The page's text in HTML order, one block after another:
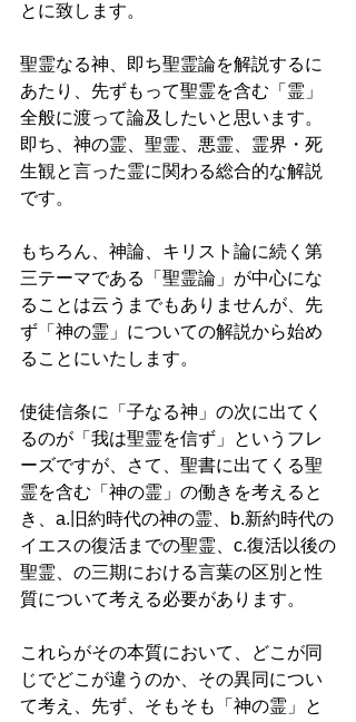
とに致します。
聖霊なる神、即ち聖霊論を解説するに
あたり、先ずもって聖霊を含む「霊」
全般に渡って論及したいと思います。
即ち、神の霊、聖霊、悪霊、霊界・死
生観と言った霊に関わる総合的な解説
です。
もちろん、神論、キリスト論に続く第
三テーマである「聖霊論」が中心にな
ることは云うまでもありませんが、先
ず「神の霊」についての解説から始め
ることにいたします。
使徒信条に「子なる神」の次に出てく
るのが「我は聖霊を信ず」というフレ
ーズですが、さて、聖書に出てくる聖
霊を含む「神の霊」の働きを考えると
き、a.旧約時代の神の霊、b.新約時代の
イエスの復活までの聖霊、c.復活以後の
聖霊、の三期における言葉の区別と性
質について考える必要があります。
これらがその本質において、どこが同
じでどこが違うのか、その異同につい
て考え、先ず、そもそも「神の霊」と